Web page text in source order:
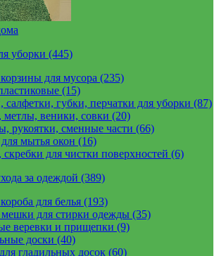
уборки (445)
для мусора (235)
(15)
салфетки, губки, перчатки для уборки (87)
веники, совки (20)
рукоятки, сменные части (66)
мытья окон (16)
для чистки поверхностей (6)
за одеждой (389)
для белья (193)
для стирки одежды (35)
веревки и прищепки (9)
доски (40)
гладильных досок (60)